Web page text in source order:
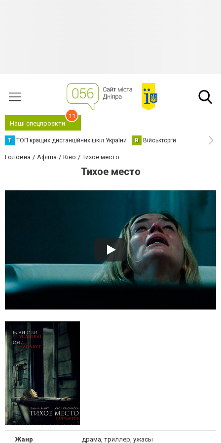
Наші спецпроєкти
11
Т ТОП кращих дистанційних шкіл України В Військторги
Головна Афіша Кіно Тихое место
Тихое место
Жанр драма, триллер, ужасы